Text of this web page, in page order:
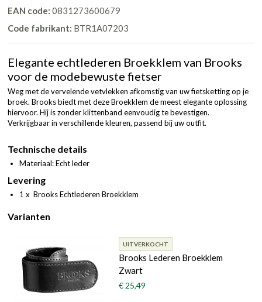
EAN code: 0831273600679
Code fabrikant: BTR1A07203
Elegante echtlederen Broekklem van Brooks
voor de modebewuste fietser
Weg met de vervelende vetvlekken afkomstig van uw fietsketting op je
broek. Brooks biedt met deze Broekklem de meest elegante oplossing
hiervoor. Hij is zonder klittenband eenvoudig te bevestigen.
Verkrijgbaar in verschillende kleuren, passend bij uw outfit.
Technische details
Materiaal: Echt leder
Levering
1 x Brooks Echtlederen Broekklem
Varianten
UITVERKOCHT
Brooks Lederen Broekklem
Zwart
€ 25,49